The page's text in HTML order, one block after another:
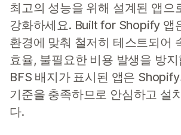
최고의 성능을 위해 설계된 앱으
강화하세요. Built for Shopify 앱
환경에 맞춰 철저히 테스트되어
효율, 불필요한 비용 발생을 방
BFS 배지가 표시된 앱은
기준을 충족하므로 안심하고 설
다.